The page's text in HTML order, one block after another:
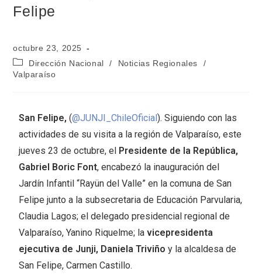
Felipe
octubre 23, 2025
Dirección Nacional
/ Noticias Regionales
/
Valparaíso
San Felipe, (@JUNJI_ChileOficial). Siguiendo con las
actividades de su visita a la región de Valparaíso, este
jueves 23 de octubre, el Presidente de la República,
Gabriel Boric Font, encabezó la inauguración del
Jardín Infantil “Rayün del Valle” en la comuna de San
Felipe junto a la subsecretaria de Educación Parvularia,
Claudia Lagos; el delegado presidencial regional de
Valparaíso, Yanino Riquelme; lavicepresidenta
ejecutiva de Junji, Daniela Triviño y la alcaldesa de
San Felipe, Carmen Castillo.